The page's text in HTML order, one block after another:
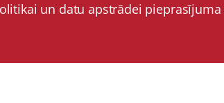
un datu apstrādei